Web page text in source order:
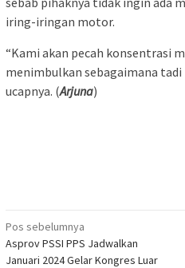
iring-iringan motor.
“Kami akan pecah konsentrasi
menimbulkan sebagaimana tadi
ucapnya. (Arjuna)
Navigasi
pos
Pos sebelumnya
Asprov PSSI PPS Jadwalkan
Januari 2024 Gelar Kongres Luar